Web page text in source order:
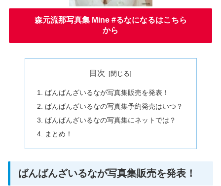
森元流那写真集 Mine #るなになるはこちら
から
目次
ばんばんざいるなが写真集販売を発表！
ばんばんざいるなの写真集予約発売はいつ？
ばんばんざいるなの写真集にネットでは？
まとめ！
ばんばんざいるなが写真集販売を発表！